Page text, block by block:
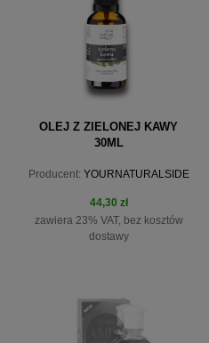
OLEJ Z ZIELONEJ KAWY
30ML
Producent: YOURNATURALSIDE
44,30 zł
zawiera 23% VAT, bez kosztów
dostawy
do koszyka